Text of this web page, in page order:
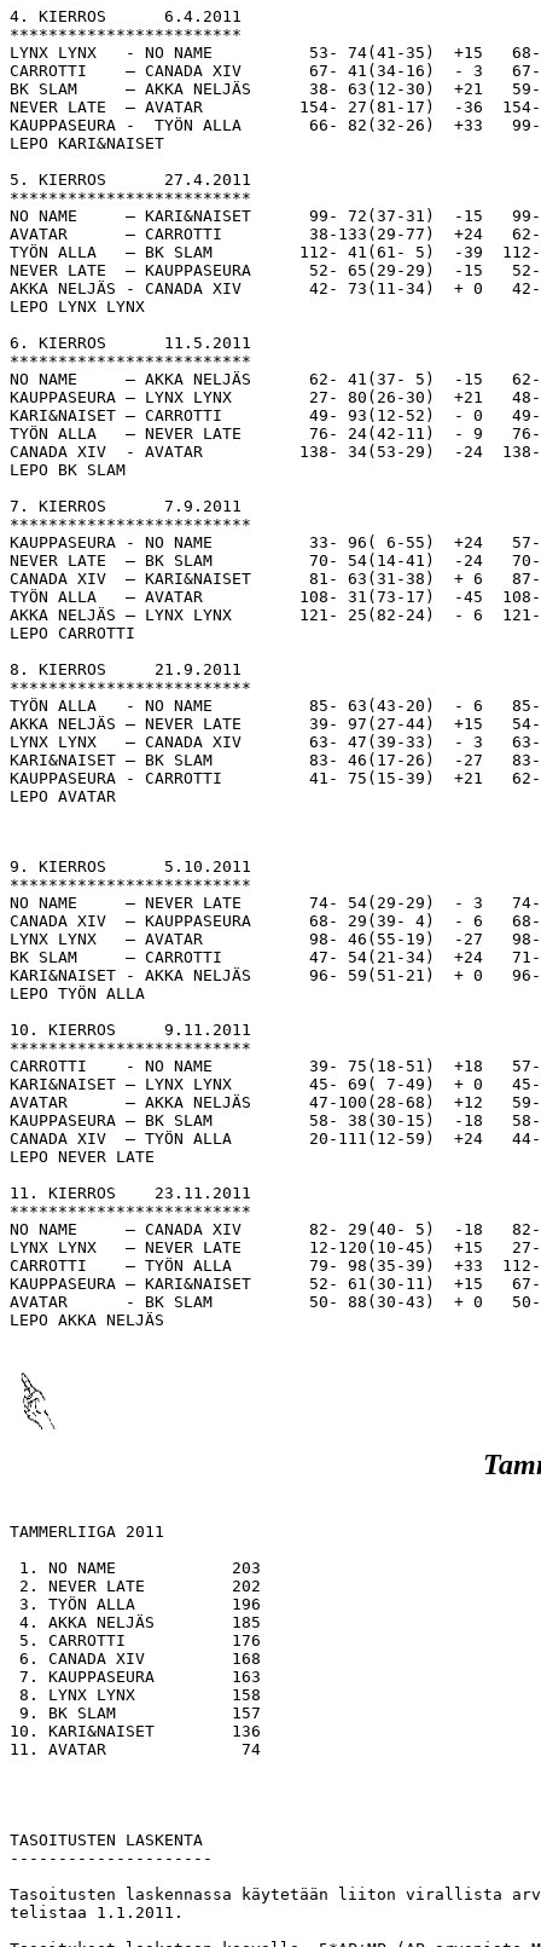
4. KIERROS      6.4.2011
************************
LYNX LYNX   - NO NAME          53- 74(41-35)  +15
CARROTTI    – CANADA XIV       67- 41(34-16)  - 3
BK SLAM     – AKKA NELJÄS      38- 63(12-30)  +21
NEVER LATE  – AVATAR          154- 27(81-17)  -36
KAUPPASEURA -  TYÖN ALLA       66- 82(32-26)  +33
LEPO KARI&NAISET
5. KIERROS      27.4.2011
*************************
NO NAME     – KARI&NAISET      99- 72(37-31)  -15
AVATAR      – CARROTTI         38-133(29-77)  +24
TYÖN ALLA   – BK SLAM         112- 41(61- 5)  -39
NEVER LATE  – KAUPPASEURA      52- 65(29-29)  -15
AKKA NELJÄS - CANADA XIV       42- 73(11-34)  + 0
LEPO LYNX LYNX
6. KIERROS      11.5.2011
*************************
NO NAME     – AKKA NELJÄS      62- 41(37- 5)  -15
KAUPPASEURA – LYNX LYNX        27- 80(26-30)  +21
KARI&NAISET – CARROTTI         49- 93(12-52)  - 0
TYÖN ALLA   – NEVER LATE       76- 24(42-11)  - 9
CANADA XIV  - AVATAR          138- 34(53-29)  -24
LEPO BK SLAM
7. KIERROS      7.9.2011
*************************
KAUPPASEURA - NO NAME          33- 96( 6-55)  +24
NEVER LATE  – BK SLAM          70- 54(14-41)  -24
CANADA XIV  – KARI&NAISET      81- 63(31-38)  + 6
TYÖN ALLA   – AVATAR          108- 31(73-17)  -45
AKKA NELJÄS – LYNX LYNX       121- 25(82-24)  - 6
LEPO CARROTTI
8. KIERROS     21.9.2011
*************************
TYÖN ALLA   - NO NAME          85- 63(43-20)  - 6
AKKA NELJÄS – NEVER LATE       39- 97(27-44)  +15
LYNX LYNX   – CANADA XIV       63- 47(39-33)  - 3
KARI&NAISET – BK SLAM          83- 46(17-26)  -27
KAUPPASEURA - CARROTTI         41- 75(15-39)  +21
LEPO AVATAR
9. KIERROS      5.10.2011
*************************
NO NAME     – NEVER LATE       74- 54(29-29)  - 3
CANADA XIV  – KAUPPASEURA      68- 29(39- 4)  - 6
LYNX LYNX   – AVATAR           98- 46(55-19)  -27
BK SLAM     – CARROTTI         47- 54(21-34)  +24
KARI&NAISET - AKKA NELJÄS      96- 59(51-21)  + 0
LEPO TYÖN ALLA
10. KIERROS     9.11.2011
*************************
CARROTTI    - NO NAME          39- 75(18-51)  +18
KARI&NAISET – LYNX LYNX        45- 69( 7-49)  + 0
AVATAR      – AKKA NELJÄS      47-100(28-68)  +12
KAUPPASEURA – BK SLAM          58- 38(30-15)  -18
CANADA XIV  – TYÖN ALLA        20-111(12-59)  +24
LEPO NEVER LATE
11. KIERROS    23.11.2011
*************************
NO NAME     – CANADA XIV       82- 29(40- 5)  -18
LYNX LYNX   – NEVER LATE       12-120(10-45)  +15
CARROTTI    – TYÖN ALLA        79- 98(35-39)  +33
KAUPPASEURA – KARI&NAISET      52- 61(30-11)  +15
AVATAR      - BK SLAM          50- 88(30-43)  + 0
LEPO AKKA NELJÄS
TAMMERLIIGA 2011
1. NO NAME            203
2. NEVER LATE         202
3. TYÖN ALLA          196
4. AKKA NELJÄS        185
5. CARROTTI           176
6. CANADA XIV         168
7. KAUPPASEURA        163
8. LYNX LYNX          158
9. BK SLAM            157
10. KARI&NAISET        136
11. AVATAR              74
TASOITUSTEN LASKENTA
---------------------
Tasoitusten laskennassa käytetään liiton virallista
telistaa 1.1.2011.